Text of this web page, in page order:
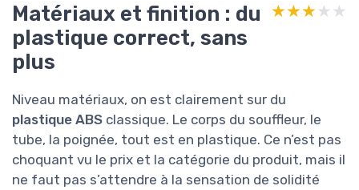
Matériaux et finition : du
plastique correct, sans
plus
★★★★★
★★★★★
Niveau matériaux, on est clairement sur du
plastique ABS classique. Le corps du souffleur, le
tube, la poignée, tout est en plastique. Ce n’est pas
choquant vu le prix et la catégorie du produit, mais il
ne faut pas s’attendre à la sensation de solidité